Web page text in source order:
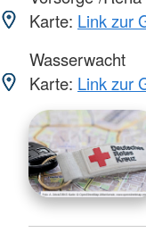
Karte: Link zur
Wasserwacht
Karte: Link zur